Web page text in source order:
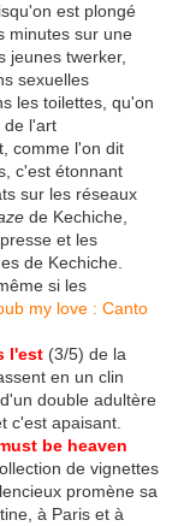
est plongé
minutes sur une
jeunes twerker,
sexuelles
les toilettes, qu'on
de l'art
comme l'on dit
c'est étonnant
sur les réseaux
de Kechiche,
et les
de Kechiche.
si les
my love : Canto
l'est (3/5) de la
en un clin
double adultère
c'est apaisant.
be heaven
de vignettes
promène sa
à Paris et à